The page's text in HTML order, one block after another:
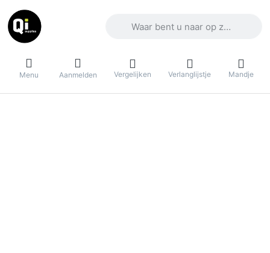
Menu Aanmelden Vergelijken Verlanglijstje Mandje